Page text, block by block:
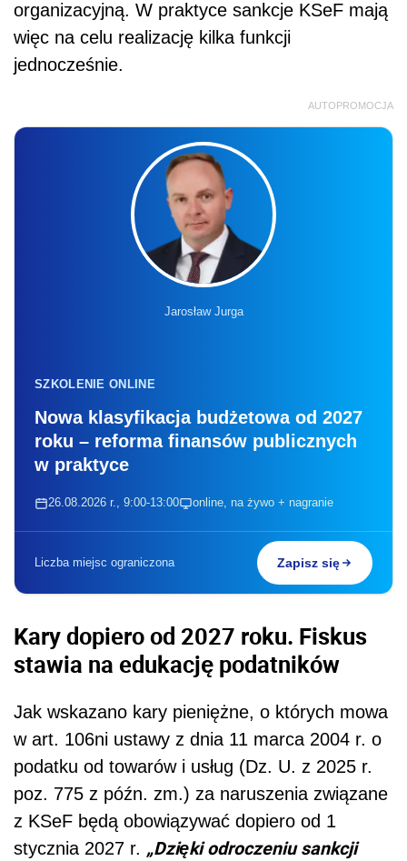
organizacyjną. W praktyce sankcje KSeF mają
więc na celu realizację kilka funkcji
jednocześnie.
AUTOPROMOCJA
Jarosław Jurga
SZKOLENIE ONLINE
Nowa klasyfikacja budżetowa od 2027
roku – reforma finansów publicznych
w praktyce
26.08.2026 r., 9:00-13:00 online, na żywo + nagranie
Liczba miejsc ograniczona Zapisz się
Kary dopiero od 2027 roku. Fiskus
stawia na edukację podatników
Jak wskazano kary pieniężne, o których mowa
w art. 106ni ustawy z dnia 11 marca 2004 r. o
podatku od towarów i usług (Dz. U. z 2025 r.
poz. 775 z późn. zm.) za naruszenia związane
z KSeF będą obowiązywać dopiero od 1
stycznia 2027 r. „Dzięki odroczeniu sankcji